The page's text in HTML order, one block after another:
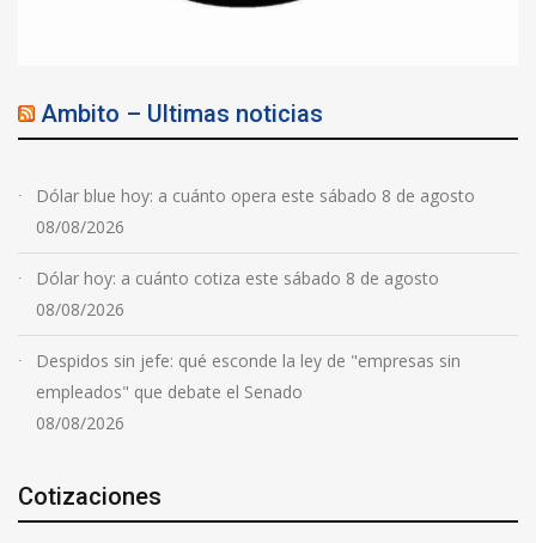
Ambito – Ultimas noticias
Dólar blue hoy: a cuánto opera este sábado 8 de agosto
08/08/2026
Dólar hoy: a cuánto cotiza este sábado 8 de agosto
08/08/2026
Despidos sin jefe: qué esconde la ley de "empresas sin
empleados" que debate el Senado
08/08/2026
Cotizaciones